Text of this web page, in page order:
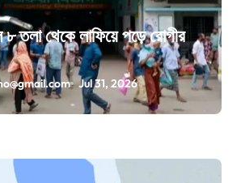
৮ তলা থেকে লাফিয়ে পড়ে রোগীর
Jul 31, 2026